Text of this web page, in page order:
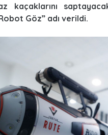
kaçaklarını
Göz” adı verildi.